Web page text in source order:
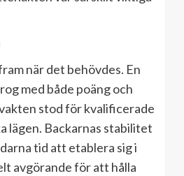
när det behövdes. En
med både poäng och
stod för kvalificerade
lägen. Backarnas stabilitet
tid att etablera sig i
avgörande för att hålla